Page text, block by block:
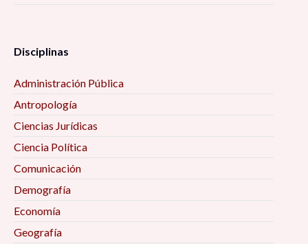
Disciplinas
Administración Pública
Antropología
Ciencias Jurídicas
Ciencia Política
Comunicación
Demografía
Economía
Geografía